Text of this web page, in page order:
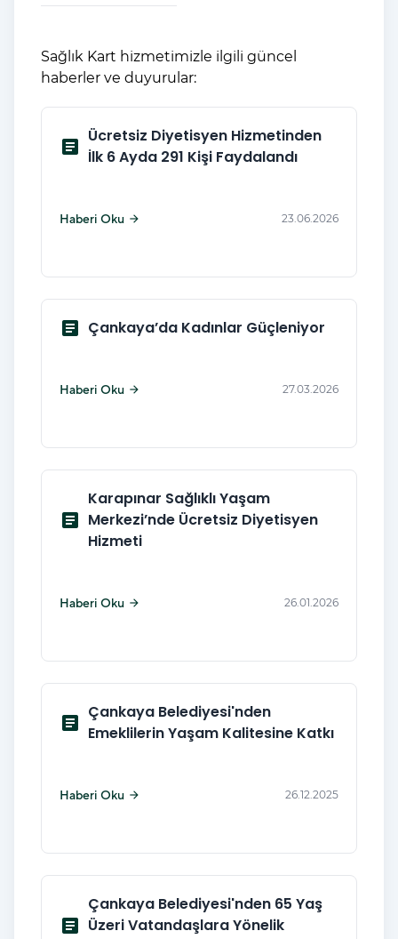
Sağlık Kart hizmetimizle ilgili güncel
haberler ve duyurular:
article
Ücretsiz Diyetisyen Hizmetinden
İlk 6 Ayda 291 Kişi Faydalandı
Haberi Oku arrow_forward 23.06.2026
article Çankaya’da Kadınlar Güçleniyor
Haberi Oku arrow_forward 27.03.2026
article
Karapınar Sağlıklı Yaşam
Merkezi’nde Ücretsiz Diyetisyen
Hizmeti
Haberi Oku arrow_forward 26.01.2026
article
Çankaya Belediyesi'nden
Emeklilerin Yaşam Kalitesine Katkı
Haberi Oku arrow_forward 26.12.2025
article
Çankaya Belediyesi'nden 65 Yaş
Üzeri Vatandaşlara Yönelik